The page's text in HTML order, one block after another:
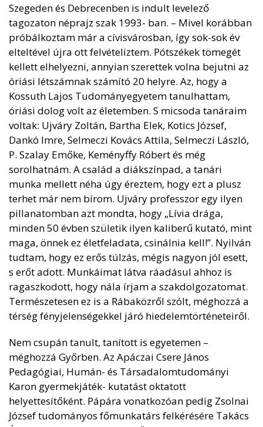
Szegeden és Debrecenben is indult levelező
tagozaton néprajz szak 1993- ban. – Mivel korábban
próbálkoztam már a cívisvárosban, így sok-sok év
elteltével újra ott felvételiztem. Pótszékek tömegét
kellett elhelyezni, annyian szerettek volna bejutni az
óriási létszámnak számító 20 helyre. Az, hogy a
Kossuth Lajos Tudományegyetem tanulhattam,
óriási dolog volt az életemben. S micsoda tanáraim
voltak: Ujváry Zoltán, Bartha Elek, Kotics József,
Dankó Imre, Selmeczi Kovács Attila, Selmeczi László,
P. Szalay Emőke, Keményffy Róbert és még
sorolhatnám. A család a diákszínpad, a tanári
munka mellett néha úgy éreztem, hogy ezt a plusz
terhet már nem bírom. Ujváry professzor egy ilyen
pillanatomban azt mondta, hogy „Lívia drága,
minden 50 évben születik ilyen kaliberű kutató, mint
maga, önnek ez életfeladata, csinálnia kell!”. Nyilván
tudtam, hogy ez erős túlzás, mégis nagyon jól esett,
s erőt adott. Munkáimat látva ráadásul ahhoz is
ragaszkodott, hogy nála írjam a szakdolgozatomat.
Természetesen ez is a Rábaközről szólt, méghozzá a
térség fényjelenségekkel járó hiedelemtörténeteiről.
Nem csupán tanult, tanított is egyetemen –
méghozzá Győrben. Az Apáczai Csere János
Pedagógiai, Humán- és Társadalomtudományi
Karon gyermekjáték- kutatást oktatott
helyettesítőként. Pápára vonatkozóan pedig Zsolnai
József tudományos főmunkatárs felkérésére Takács